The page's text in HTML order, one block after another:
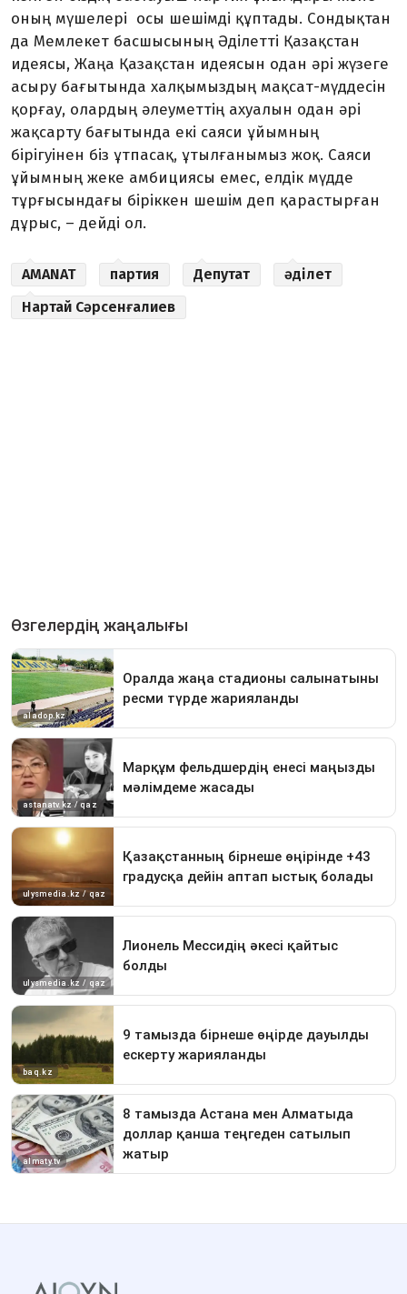
оның мүшелері осы шешімді құптады. Сондықтан
да Мемлекет басшысының Әділетті Қазақстан
идеясы, Жаңа Қазақстан идеясын одан әрі жүзеге
асыру бағытында халқымыздың мақсат-мүддесін
қорғау, олардың әлеуметтің ахуалын одан әрі
жақсарту бағытында екі саяси ұйымның
бірігуінен біз ұтпасақ, ұтылғанымыз жоқ. Саяси
ұйымның жеке амбициясы емес, елдік мүдде
тұрғысындағы біріккен шешім деп қарастырған
дұрыс, – дейді ол.
AMANAT партия Депутат
әділет
Нартай Сәрсенғалиев